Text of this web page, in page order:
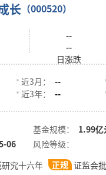
长 （000520）
--
--
日涨跌
近3月：
--
近3年：
--
06
基金规模：
1.99亿
风险等级：
究十六年 正规 证监会